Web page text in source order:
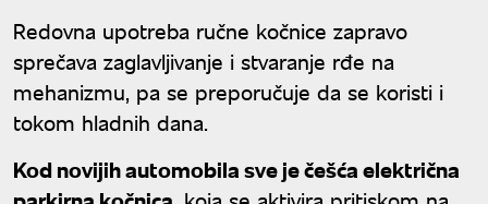
Redovna upotreba ručne kočnice zapravo
sprečava zaglavljivanje i stvaranje rđe na
mehanizmu, pa se preporučuje da se koristi i
tokom hladnih dana.
Kod novijih automobila sve je češća električna